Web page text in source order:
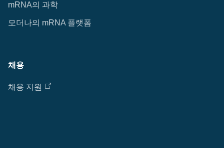
mRNA의 과학
모더나의 mRNA 플랫폼
채용
채용 지원